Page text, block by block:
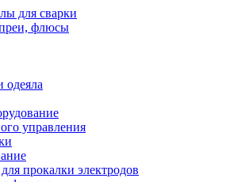
для сварки
флюсы
одеяла
управления
прокалки электродов